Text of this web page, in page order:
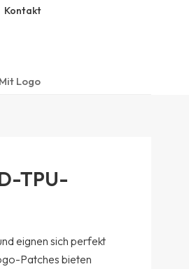
Kontakt
Logo
TPU-
eignen sich perfekt
Patches bieten